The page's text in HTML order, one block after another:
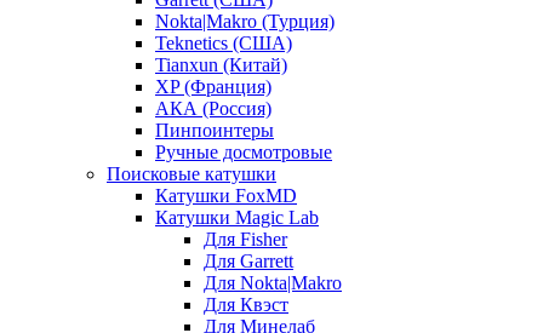
Nokta|Makro (Турция)
Teknetics (США)
Tianxun (Китай)
XP (Франция)
АКА (Россия)
Пинпоинтеры
Ручные досмотровые
Поисковые катушки
Катушки FoxMD
Катушки Magic Lab
Для Fisher
Для Garrett
Для Nokta|Makro
Для Квэст
Для Минелаб